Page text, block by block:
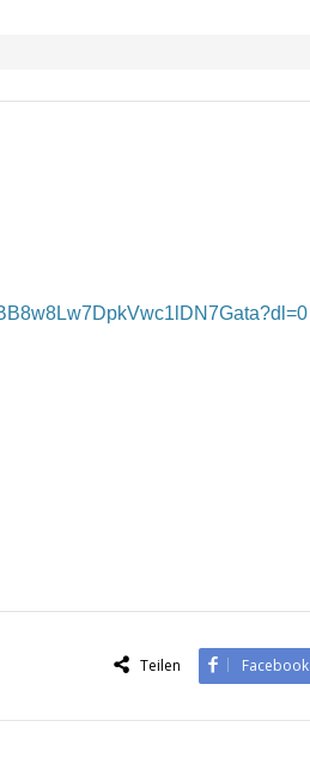
Teilen Facebook